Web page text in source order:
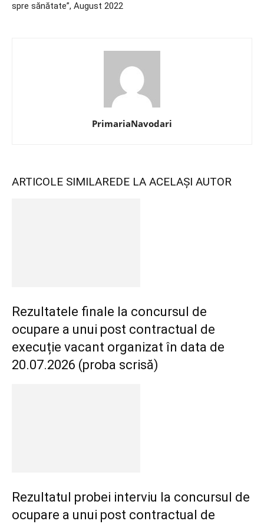
spre sănătate”, August 2022
PrimariaNavodari
ARTICOLE SIMILAREDE LA ACELAȘI AUTOR
Rezultatele finale la concursul de
ocupare a unui post contractual de
execuție vacant organizat în data de
20.07.2026 (proba scrisă)
Rezultatul probei interviu la concursul de
ocupare a unui post contractual de